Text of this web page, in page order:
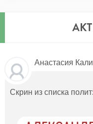
Анастасия
Скрин из списка